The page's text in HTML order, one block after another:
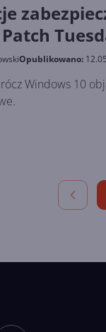
Opublikowano:
Windows 10